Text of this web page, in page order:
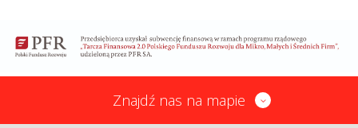
Znajdź nas na mapie